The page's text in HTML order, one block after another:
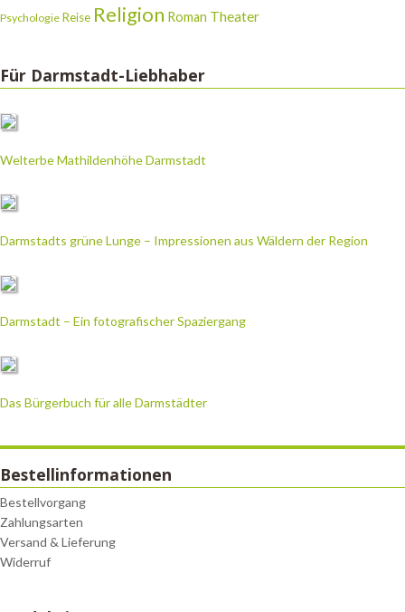
Psychologie Reise Religion Roman Theater
Für Darmstadt-Liebhaber
Welterbe Mathildenhöhe Darmstadt
Darmstadts grüne Lunge – Impressionen aus Wäldern der Region
Darmstadt – Ein fotografischer Spaziergang
Das Bürgerbuch für alle Darmstädter
Bestellinformationen
Bestellvorgang
Zahlungsarten
Versand & Lieferung
Widerruf